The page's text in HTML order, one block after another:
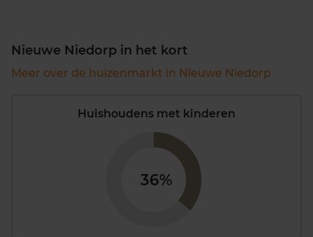
Nieuwe Niedorp in het kort
Meer over de huizenmarkt in Nieuwe Niedorp
Huishoudens met kinderen
36%